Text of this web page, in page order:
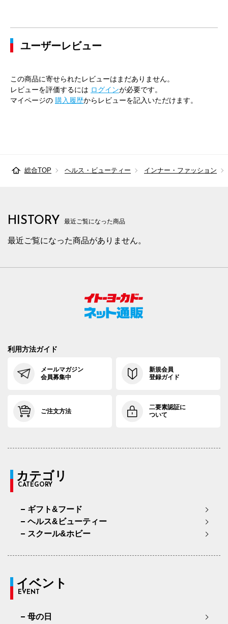
ユーザーレビュー
この商品に寄せられたレビューはまだありません。
レビューを評価するには ログインが必要です。
マイページの 購入履歴からレビューを記入いただけます。
総合TOP ヘルス・ビューティー インナー・ファッション
HISTORY 最近ご覧になった商品
最近ご覧になった商品がありません。
利用方法ガイド
メールマガジン
会員募集中
新規会員
登録ガイド
ご注文方法
二要素認証に
ついて
カテゴリ
CATEGORY
ギフト&フード
ヘルス&ビューティー
スクール&ホビー
イベント
EVENT
母の日